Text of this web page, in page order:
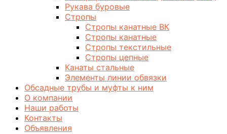
Рукава буровые
Стропы
Стропы канатные ВК
Стропы канатные
Стропы текстильные
Стропы цепные
Канаты стальные
Элементы линии обвязки
Обсадные трубы и муфты к ним
О компании
Наши работы
Контакты
Объявления